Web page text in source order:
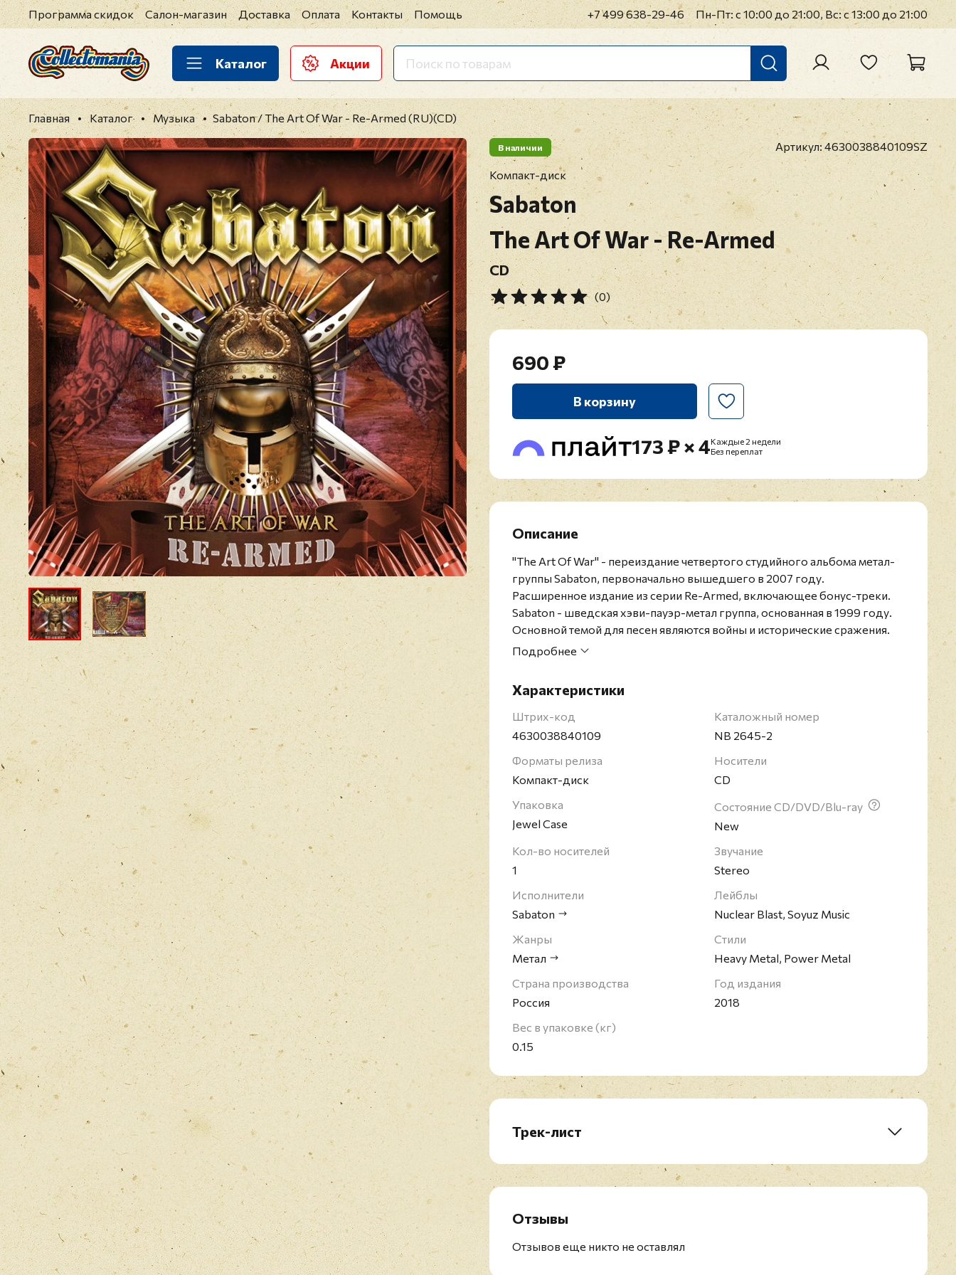
Программа скидок Салон-магазин Доставка Оплата Контакты Помощь +7 499 638-29-46 Пн-Пт: с 10:00 до 21:00, Вс: с 13:00 до 21:00
Каталог Акции
Главная Каталог Музыка Sabaton / The Art Of War - Re-Armed (RU)(CD)
В наличии Артикул: 4630038840109SZ
Компакт-диск
Sabaton
The Art Of War - Re-Armed
CD
(0)
690 ₽
В корзину
173 ₽ × 4Каждые 2 недели
Без переплат
Описание
"The Art Of War" - переиздание четвертого студийного альбома метал-
группы Sabaton, первоначально вышедшего в 2007 году.
Расширенное издание из серии Re-Armed, включающее бонус-треки.
Sabaton - шведская хэви-пауэр-метал группа, основанная в 1999 году.
Основной темой для песен являются войны и исторические сражения.
Название группы в переводе с английского означает латный ботинок,
Подробнее
Характеристики
Штрих-код
4630038840109
Каталожный номер
NB 2645-2
Форматы релиза
Компакт-диск
Носители
CD
Упаковка
Jewel Case
Состояние CD/DVD/Blu-ray
New
Кол-во носителей
1
Звучание
Stereo
Исполнители
Sabaton
Лейблы
Nuclear Blast, Soyuz Music
Жанры
Метал
Стили
Heavy Metal, Power Metal
Страна производства
Россия
Год издания
2018
Вес в упаковке (кг)
0.15
Трек-лист
2. Ghost Division
3. The Art Of War
5. Unbreakable
7. Cliffs Of Gallipoli
Отзывы
Отзывов еще никто не оставлял